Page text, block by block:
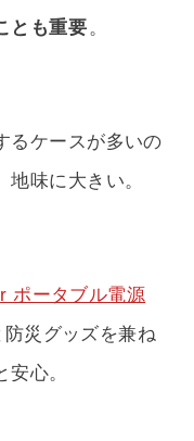
とも重要。
るケースが多いの
味に大きい。
ポータブル電源
防災グッズを兼ね
心。